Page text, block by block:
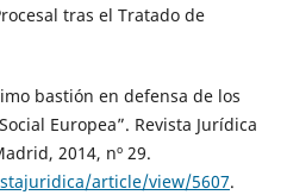
tras el Tratado de
bastión en defensa de los
Europea”. Revista Jurídica
2014, nº 29.
article/view/5607.